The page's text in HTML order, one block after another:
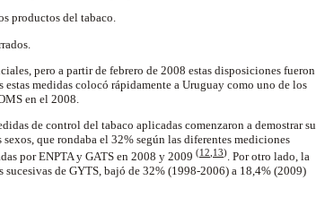
productos del tabaco.
pero a partir de febrero de 2008 estas disposiciones fueron
medidas colocó rápidamente a Uruguay como uno de los
en el 2008.
de control del tabaco aplicadas comenzaron a demostrar su
que rondaba el 32% según las diferentes mediciones
por ENPTA y GATS en 2008 y 2009 (12 13). Por otro lado, la
de GYTS, bajó de 32% (1998-2006) a 18,4% (2009)